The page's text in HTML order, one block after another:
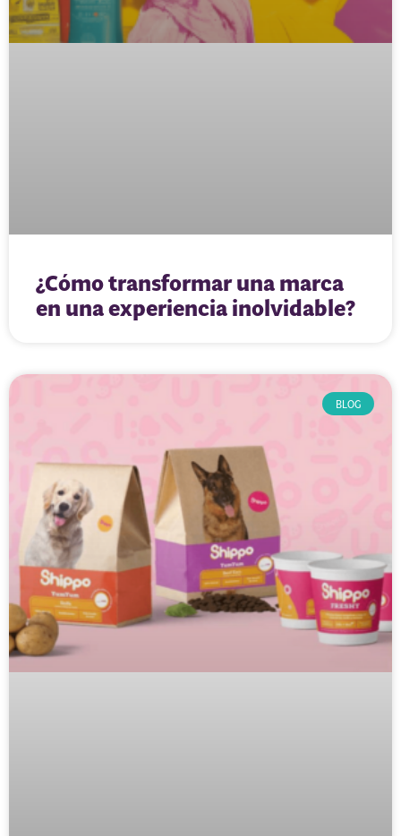
¿Cómo transformar una marca
en una experiencia inolvidable?
BLOG